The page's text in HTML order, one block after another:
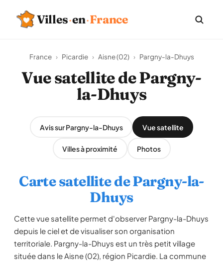
Villes·en·France
France › Picardie › Aisne (02) › Pargny-la-Dhuys
Vue satellite de Pargny-
la-Dhuys
Avis sur Pargny-la-Dhuys Vue satellite
Villes à proximité Photos
Carte satellite de Pargny-la-
Dhuys
Cette vue satellite permet d'observer Pargny-la-Dhuys
depuis le ciel et de visualiser son organisation
territoriale. Pargny-la-Dhuys est un très petit village
située dans le Aisne (02), région Picardie. La commune